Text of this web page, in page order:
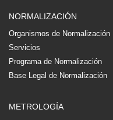
NORMALIZACIÓN
Organismos de Normalización
Servicios
Programa de Normalización
Base Legal de Normalización
METROLOGÍA